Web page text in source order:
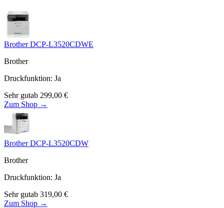
Brother DCP-L3520CDWE
Brother
Druckfunktion: Ja
Sehr gutab 299,00 €
Zum Shop →
Brother DCP-L3520CDW
Brother
Druckfunktion: Ja
Sehr gutab 319,00 €
Zum Shop →